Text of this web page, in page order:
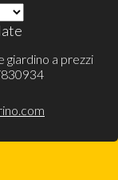
giardino a prezzi